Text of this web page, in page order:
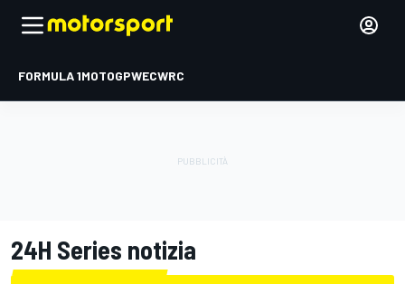
FORMULA 1MOTOGPWECWRC
24H Series notizia